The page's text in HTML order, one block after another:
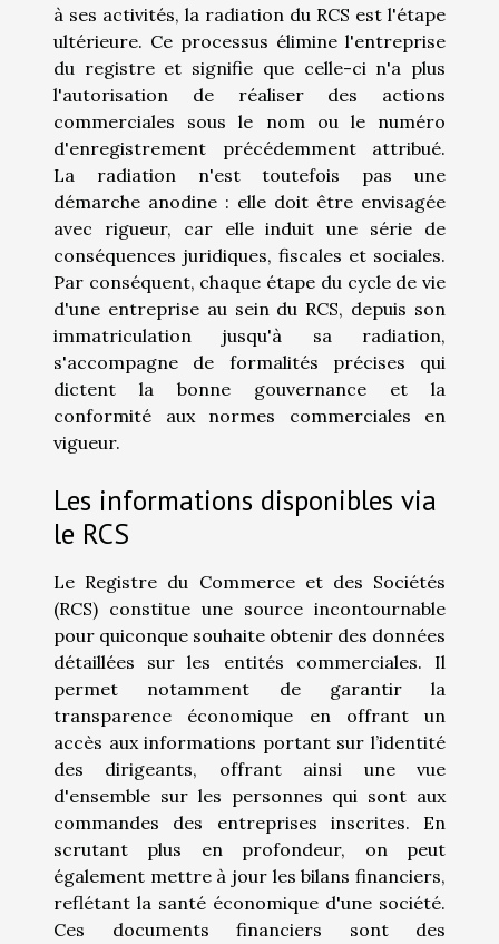
à ses activités, la radiation du RCS est l'étape
ultérieure. Ce processus élimine l'entreprise
du registre et signifie que celle-ci n'a plus
l'autorisation de réaliser des actions
commerciales sous le nom ou le numéro
d'enregistrement précédemment attribué.
La radiation n'est toutefois pas une
démarche anodine : elle doit être envisagée
avec rigueur, car elle induit une série de
conséquences juridiques, fiscales et sociales.
Par conséquent, chaque étape du cycle de vie
d'une entreprise au sein du RCS, depuis son
immatriculation jusqu'à sa radiation,
s'accompagne de formalités précises qui
dictent la bonne gouvernance et la
conformité aux normes commerciales en
vigueur.
Les informations disponibles via
le RCS
Le Registre du Commerce et des Sociétés
(RCS) constitue une source incontournable
pour quiconque souhaite obtenir des données
détaillées sur les entités commerciales. Il
permet notamment de garantir la
transparence économique en offrant un
accès aux informations portant sur l’identité
des dirigeants, offrant ainsi une vue
d'ensemble sur les personnes qui sont aux
commandes des entreprises inscrites. En
scrutant plus en profondeur, on peut
également mettre à jour les bilans financiers,
reflétant la santé économique d'une société.
Ces documents financiers sont des